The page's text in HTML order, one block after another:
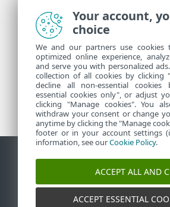
Ulteriori
Novità supporto
Consulenza
Segnalateci le vulnerabilità
Gestisci cookie
Mappa del sito
Your account,
choice
We and our partners use
optimized online experience,
and serve you with personalized
collection of all cookies by clicking
decline all non-essential cookies
essential cookies only", or adjust
clicking "Manage cookies". You
withdraw your consent or change
anytime by clicking the "Manage
footer or in your account settings
information, see ourCookie Policy.
ACCEPT ALL AND
ACCEPT ESSENTIAL